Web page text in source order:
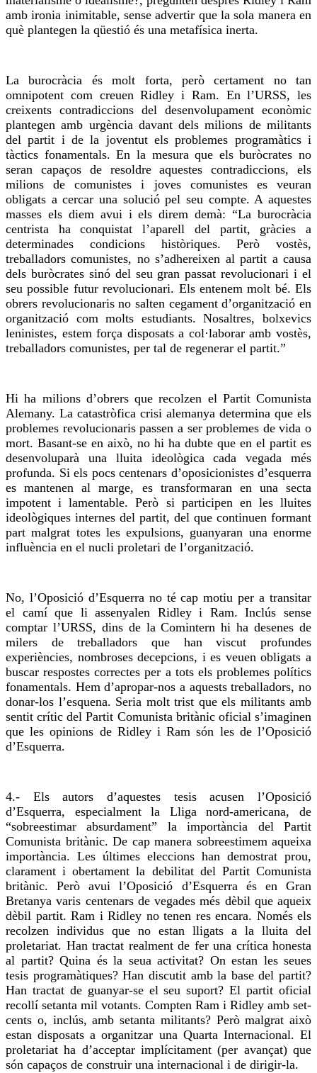
amb ironia inimitable, sense advertir que la sola manera en
què plantegen la qüestió és una metafísica inerta.
La burocràcia és molt forta, però certament no tan
omnipotent com creuenRidley i Ram. En l’URSS, les
creixents contradiccions del desenvolupament econòmic
plantegen amb urgència davant dels milions de militants
del partit i de la joventut els problemes programàtics i
tàctics fonamentals. En la mesura que els buròcrates no
seran capaços de resoldre aquestes contradiccions, els
milions de comunistes i joves comunistes es veuran
obligats a cercar una solució pel seu compte. A aquestes
masses els diem avui i els diremdemà: “La burocràcia
centrista ha conquistat l’aparell del partit, gràcies a
determinades condicions històriques. Però vostès,
treballadors comunistes, no s’adhereixen al partit a causa
dels buròcrates sinó del seu gran passat revolucionari i el
seu possible futur revolucionari. Els entenem molt bé. Els
obrers revolucionaris no salten cegament d’organització en
organització com molts estudiants. Nosaltres, bolxevics
leninistes, estem força disposats a col·laborar amb vostès,
treballadors comunistes, per tal de regenerar el partit.”
Hi ha milions d’obrers que recolzen el Partit Comunista
Alemany. La catastròfica crisi alemanya determina que els
problemes revolucionaris passen a ser problemes de vida o
mort. Basant-se en això, no hi ha dubte que en el partit es
desenvoluparà una lluita ideològica cada vegada més
profunda. Si els pocs centenars d’oposicionistes d’esquerra
es mantenen al marge, es transformaran en una secta
impotent i lamentable. Però si participen en les lluites
ideològiques internes del partit, del que continuen formant
part malgrat totes les expulsions, guanyaran una enorme
influència en el nucli proletari de l’organització.
No, l’Oposició d’Esquerra no té cap motiu per a transitar
el camí que li assenyalen Ridley i Ram. Inclús sense
comptar l’URSS, dins de laComintern hi ha desenes de
milers de treballadors que han viscut profundes
experiències, nombrosesdecepcions, i es veuenobligats a
buscar respostes correctes per a tots els problemes polítics
fonamentals. Hem d’apropar-nos a aquests treballadors, no
donar-los l’esquena. Seria molt trist que els militants amb
sentit crític del Partit Comunista britànic oficial s’imaginen
que les opinions de Ridley i Ram són les de l’Oposició
d’Esquerra.
4.- Els autors d’aquestes tesis acusen l’Oposició
d’Esquerra, especialment la Lliga nord-americana, de
“sobreestimar absurdament” la importància del Partit
Comunista britànic. De cap manera sobreestimemaqueixa
importància. Les últimes eleccions han demostrat prou,
clarament i obertament la debilitat del Partit Comunista
britànic. Però avui l’Oposició d’Esquerra és en Gran
Bretanya varis centenars de vegades més dèbil que aqueix
dèbil partit. Ram i Ridley no tenen resencara. Només els
recolzen individus que no estan lligats a la lluita del
proletariat. Han tractat realment de fer una crítica honesta
al partit? Quina és la seua activitat? On estan les seues
tesis programàtiques? Han discutit amb la base del partit?
Han tractat de guanyar-se el seu suport? El partit oficial
recollí setanta mil votants. Compten Ram i Ridley amb set-
cents o, inclús, amb setanta militants? Però malgrat això
estan disposats a organitzar una Quarta Internacional. El
proletariat ha d’acceptar implícitament (per avançat) que
són capaços de construir una internacional i de dirigir-la.